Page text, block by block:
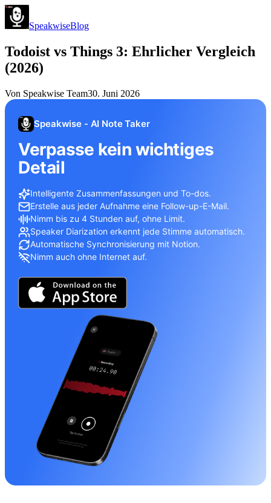
SpeakwiseBlog
Todoist vs Things 3: Ehrlicher Vergleich
(2026)
Von Speakwise Team30. Juni 2026
Speakwise - AI Note Taker
Verpasse kein wichtiges
Detail
Intelligente Zusammenfassungen und To-dos.
Erstelle aus jeder Aufnahme eine Follow-up-E-Mail.
Nimm bis zu 4 Stunden auf, ohne Limit.
Speaker Diarization erkennt jede Stimme automatisch.
Automatische Synchronisierung mit Notion.
Nimm auch ohne Internet auf.